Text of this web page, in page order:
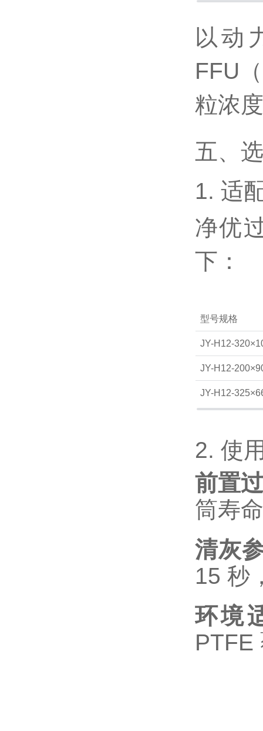
以动
FFU
粒浓
五、
1. 适
净优
下：
型号规格
JY-H12-
JY-H12-
JY-H12-
2. 使
前置
筒寿
清灰
15 秒
环境
PTFE